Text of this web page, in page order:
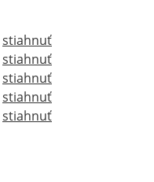
stiahnuť
stiahnuť
stiahnuť
stiahnuť
stiahnuť